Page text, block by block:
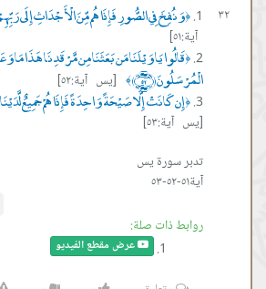
٣٢ ﴿وَنُفِخَ فِي الصُّورِ فَإِذَا هُم مِّنَ الْأَجْدَاثِ إِلَى
آية:٥١]
﴿قَالُوا يَا وَيْلَنَا مَن بَعَثَنَا مِن مَّرْقَدِنَا هَذَا
الْمُرْسَلُونَ ﴿٥٢﴾ ﴾ [يس آية:٥٢]
﴿إِن كَانَتْ إِلَّا صَيْحَةً وَاحِدَةً فَإِذَا هُمْ جَمِيعٌ
[يس آية:٥٣]
آية٥١-٥٢-٥٣
روابط ذات صلة:
عرض مقطع الفيديو